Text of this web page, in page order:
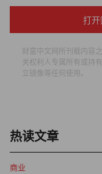
她工业服务秩序铜
了，但她做出的不
有力竞争者。
高盛全球证券部负责
打开
财富中文网所刊载内容
关权利人专属所有或持
立镜像等任何使用。
热读文章
商业